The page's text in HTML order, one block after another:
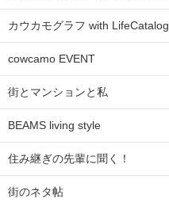
カウカモグラフ with LifeCatalog
cowcamo EVENT
街とマンションと私
BEAMS living style
住み継ぎの先輩に聞く！
街のネタ帖